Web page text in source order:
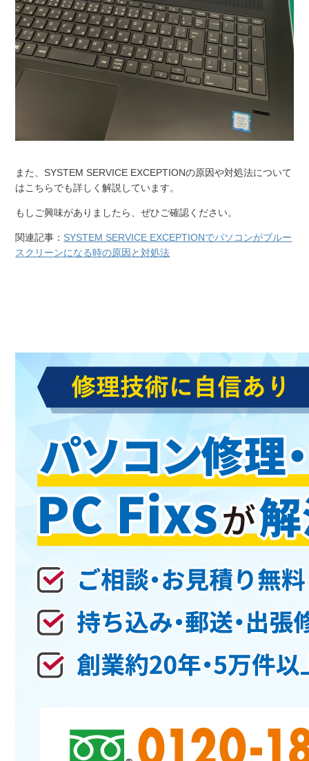
また、SYSTEM SERVICE EXCEPTIONの原因や対処法について
はこちらでも詳しく解説しています。
もしご興味がありましたら、ぜひご確認ください。
関連記事： SYSTEM SERVICE EXCEPTIONでパソコンがブルー
スクリーンになる時の原因と対処法